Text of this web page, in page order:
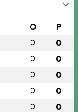
O P
0 0
0 0
0 0
0 0
0 0